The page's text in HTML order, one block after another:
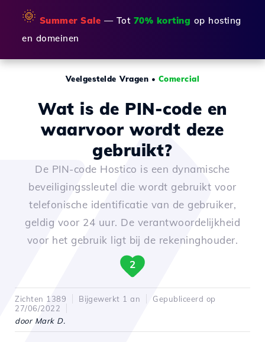
🌞 Summer Sale — Tot 70% korting op hosting
en domeinen
Veelgestelde Vragen • Comercial
Wat is de PIN-code en
waarvoor wordt deze
gebruikt?
De PIN-code Hostico is een dynamische
beveiligingssleutel die wordt gebruikt voor
telefonische identificatie van de gebruiker,
geldig voor 24 uur. De verantwoordelijkheid
voor het gebruik ligt bij de rekeninghouder.
2
Zichten 1389 Bijgewerkt 1 an
Gepubliceerd op
27/06/2022
door Mark D.